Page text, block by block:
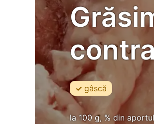
gâscă
la 100 g, % din